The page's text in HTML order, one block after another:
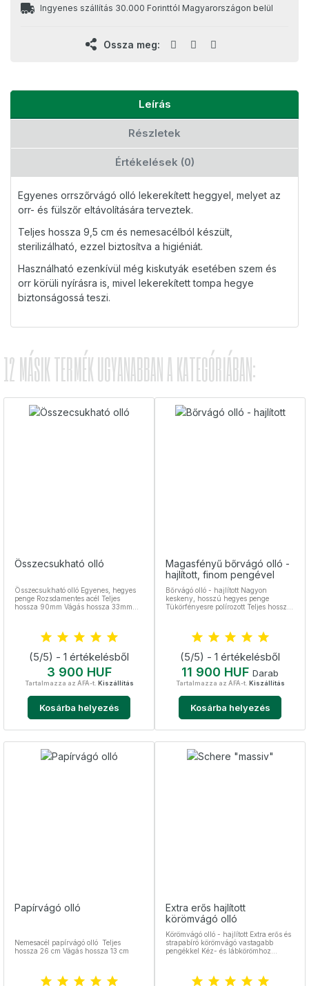
Ingyenes szállítás 30.000 Forinttól Magyarországon belül
Ossza meg:
Leírás
Részletek
Értékelések (0)
Egyenes orrszőrvágó olló lekerekített heggyel, melyet az
orr- és fülszőr eltávolítására terveztek.
Teljes hossza 9,5 cm és nemesacélból készült,
sterilizálható, ezzel biztosítva a higiéniát.
Használható ezenkívül még kiskutyák esetében szem és
orr körüli nyírásra is, mivel lekerekített tompa hegye
biztonságossá teszi.
12 MÁSIK TERMÉK UGYANABBAN A KATEGÓRIÁBAN:
Összecsukható olló
Összecsukható olló Egyenes, hegyes
penge Rozsdamentes acél Teljes
hossza 90mm Vágás hossza 33mm
(5/5) - 1 értékelésből
Ár
3 900 HUF
Tartalmazza az ÁFÁ-t. Kiszállítás
Kosárba helyezés
Magasfényű bőrvágó olló -
hajlított, finom pengével
Bőrvágó olló - hajlított Nagyon
keskeny, hosszú hegyes penge
Tükörfényesre polírozott Teljes hossz
(5/5) - 1 értékelésből
Ár
11 900 HUF Darab
Tartalmazza az ÁFÁ-t. Kiszállítás
Kosárba helyezés
Papírvágó olló
Nemesacél papírvágó olló Teljes
hossza 26 cm Vágás hossza 13 cm
Extra erős hajlított
körömvágó olló
Körömvágó olló - hajlított Extra erős és
strapabíró körömvágó vastagabb
pengékkel Kéz- és lábkörömhoz
nemesacél anyaga végett vastag
körömhöz is kiváló. Teljes hossza 10,5